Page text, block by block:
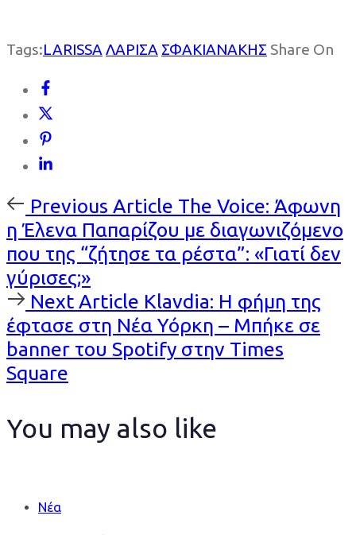
Tags:LARISSA ΛΑΡΙΣΑ ΣΦΑΚΙΑΝΑΚΗΣ Share On
Previous
Article
Previous Article The Voice: Άφωνη
η Έλενα Παπαρίζου με διαγωνιζόμενο
που της “ζήτησε τα ρέστα”: «Γιατί δεν
γύρισες;»
Next
Article
Next Article Klavdia: Η φήμη της
έφτασε στη Νέα Υόρκη – Μπήκε σε
banner του Spotify στην Times
Square
You may also like
Νέα